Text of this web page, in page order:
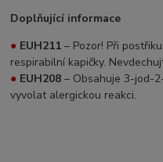
Doplňující informace
● EUH211 – Pozor! Při
respirabilní kapičky.
● EUH208 – Obsahuje 3-jod-
vyvolat alergickou reakci.